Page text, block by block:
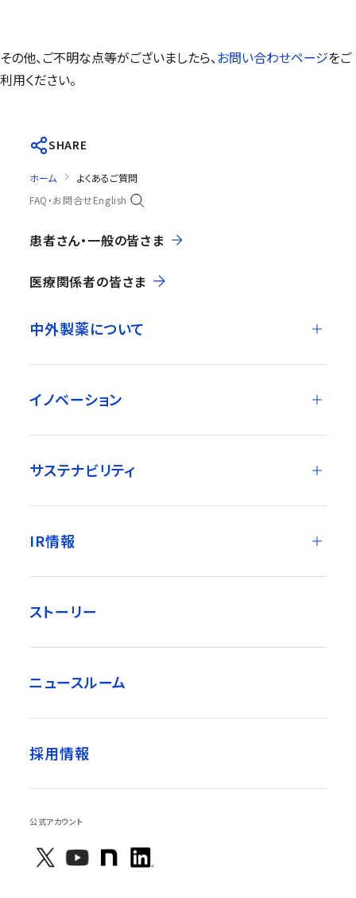
その他、ご不明な点等がございましたら、お問い合わせページをご
利用ください。
SHARE
ホーム
よくあるご質問
FAQ・お問合せEnglish
患者さん・一般の皆さま
医療関係者の皆さま
中外製薬について
イノベーション
サステナビリティ
IR情報
ストーリー
ニュースルーム
採用情報
公式アカウント